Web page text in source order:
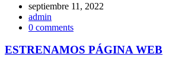
septiembre 11, 2022
admin
0 comments
ESTRENAMOS PÁGINA WEB